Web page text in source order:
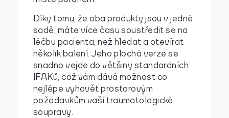
Díky tomu, že oba produkty jsou v jedné
sadě, máte více času soustředit se na
léčbu pacienta, než hledat a otevírat
několik balení. Jeho plochá verze se
snadno vejde do většiny standardních
IFAKů, což vám dává možnost co
nejlépe vyhovět prostorovým
požadavkům vaší traumatologické
soupravy.